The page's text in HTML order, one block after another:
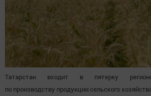
Татарстан входит в пятерку
по производству продукции сельского